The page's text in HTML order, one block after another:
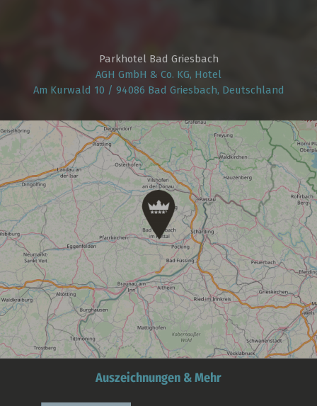
Parkhotel Bad Griesbach
AGH GmbH & Co. KG, Hotel
Am Kurwald 10 / 94086 Bad Griesbach, Deutschland
Auszeichnungen & Mehr